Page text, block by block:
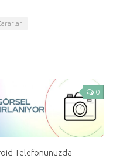
0
Telefonunuzda